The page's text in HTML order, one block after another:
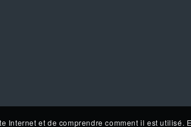
Internet et de comprendre comment il est